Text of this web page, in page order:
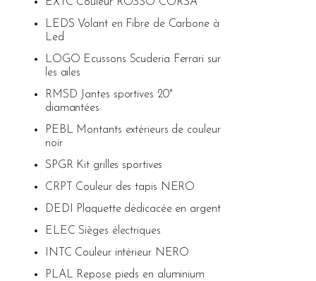
LEDS Volant en Fibre de Carbone à
Led
LOGO Ecussons Scuderia Ferrari sur
les ailes
RMSD Jantes sportives 20"
diamantées
PEBL Montants extérieurs de couleur
noir
SPGR Kit grilles sportives
CRPT Couleur des tapis NERO
DEDI Plaquette dédicacée en argent
ELEC Sièges électriques
INTC Couleur intérieur NERO
PLAL Repose pieds en aluminium